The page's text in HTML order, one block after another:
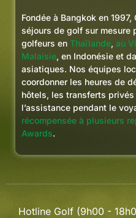
Fondée à Bangkok en
séjours de golf sur mesure
golfeurs en Thaïlande, au
Malaisie, en Indonésie et
asiatiques. Nos équipes
coordonner les heures de
hôtels, les transferts
l’assistance pendant le
récompensée à plusieurs
Awards.
Hotline Golf (9h00 -